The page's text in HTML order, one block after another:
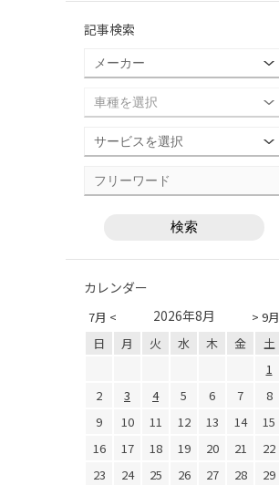
記事検索
カレンダー
7月 < > 9月
2026年8月
日 月 火 水 木 金
土
1
2
3 4 5 6 7
8
9
10 11 12 13 14
15
16
17 18 19 20 21
22
23
24 25 26 27 28
29